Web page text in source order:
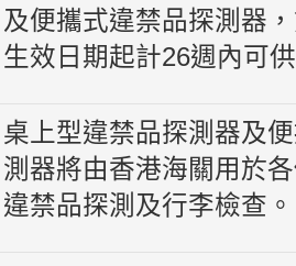
及便攜式違禁品探測器
生效日期起計26週內可
桌上型違禁品探測器及
測器將由香港海關用於
違禁品探測及行李檢查。